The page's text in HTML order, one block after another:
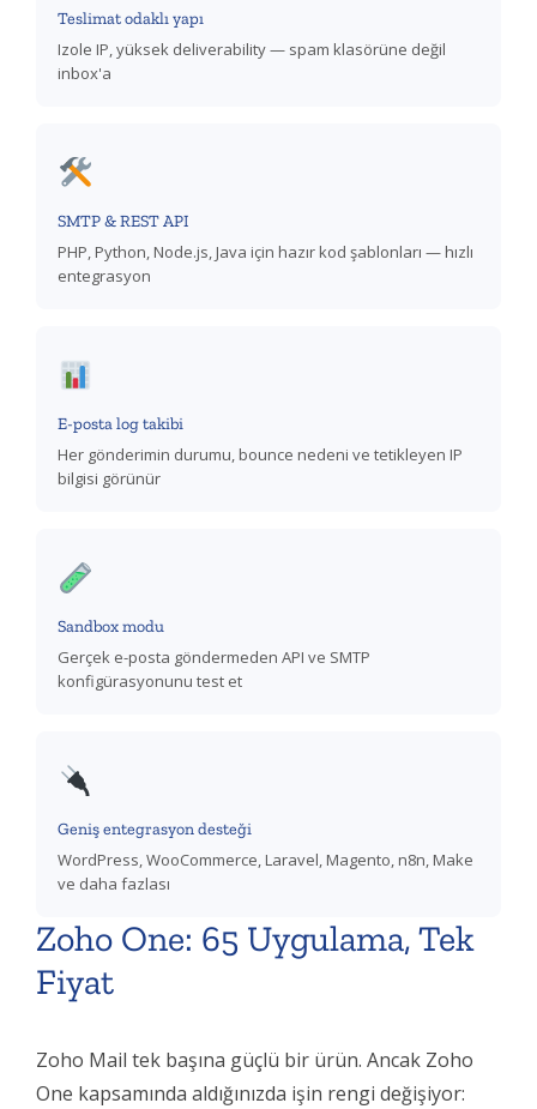
Teslimat odaklı yapı
Izole IP, yüksek deliverability — spam klasörüne değil
inbox'a
SMTP & REST API
PHP, Python, Node.js, Java için hazır kod şablonları — hızlı
entegrasyon
E-posta log takibi
Her gönderimin durumu, bounce nedeni ve tetikleyen IP
bilgisi görünür
Sandbox modu
Gerçek e-posta göndermeden API ve SMTP
konfigürasyonunu test et
Geniş entegrasyon desteği
WordPress, WooCommerce, Laravel, Magento, n8n, Make
ve daha fazlası
Zoho One: 65 Uygulama, Tek
Fiyat
Zoho Mail tek başına güçlü bir ürün. Ancak Zoho
One kapsamında aldığınızda işin rengi değişiyor: